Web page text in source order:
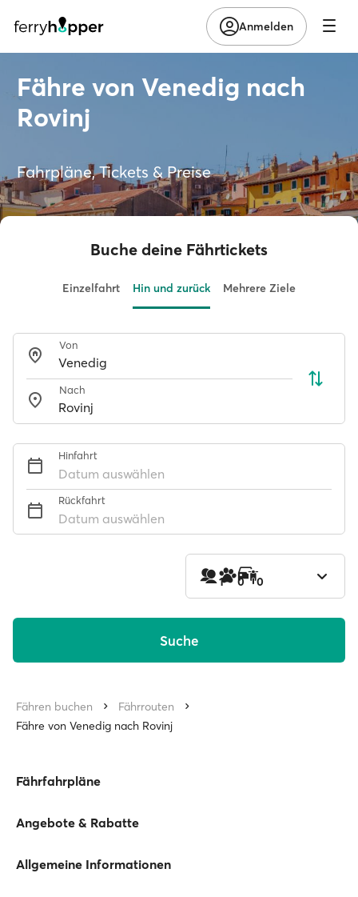
Anmelden
Fähre von Venedig nach
Rovinj
Fahrpläne, Tickets & Preise
Buche deine Fährtickets
Einzelfahrt Hin und zurück Mehrere Ziele
Von
Nach
Hinfahrt
Datum auswählen
Rückfahrt
Datum auswählen
1 0 0
Suche
Fähren buchen
Fährrouten
Fähre von Venedig nach Rovinj
Fährfahrpläne
Angebote & Rabatte
Allgemeine Informationen